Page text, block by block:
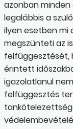
azonban minden
legalábbis a
ilyen esetben mi
megszünteti az
felfüggesztését,
érintett
igazolatlanul
felfüggesztés